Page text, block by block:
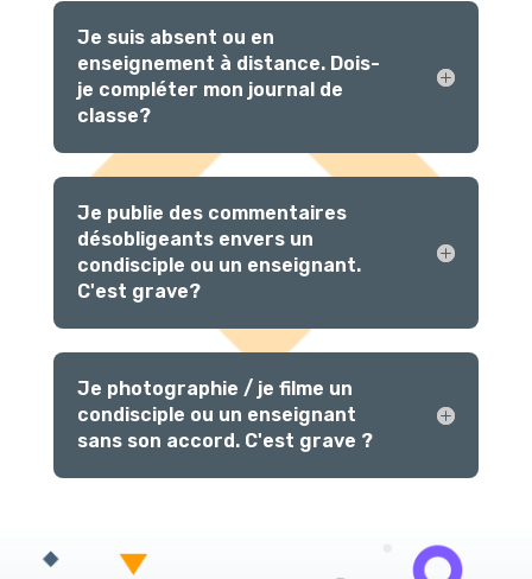
Je suis absent ou en
enseignement à distance. Dois-
je compléter mon journal de
classe?
Je publie des commentaires
désobligeants envers un
condisciple ou un enseignant.
C'est grave?
Je photographie / je filme un
condisciple ou un enseignant
sans son accord. C'est grave ?